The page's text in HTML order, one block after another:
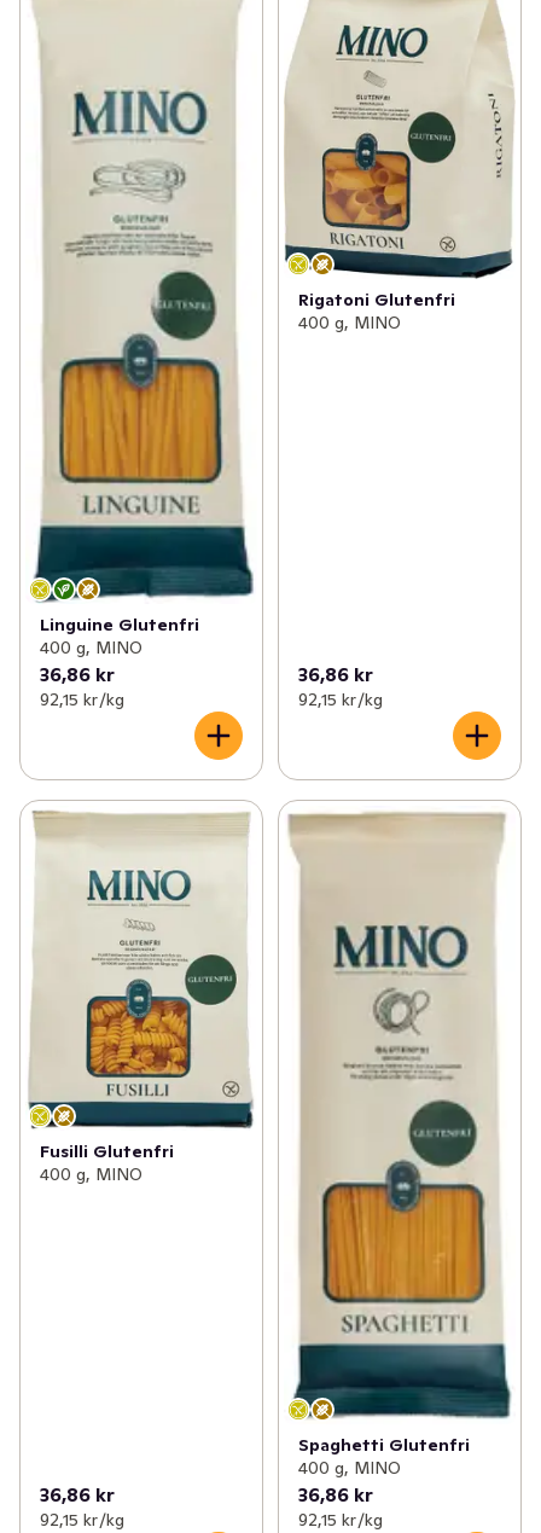
Linguine Glutenfri
400 g, MINO
36,86 kr
92,15 kr /kg
Rigatoni Glutenfri
400 g, MINO
36,86 kr
92,15 kr /kg
Fusilli Glutenfri
400 g, MINO
36,86 kr
92,15 kr /kg
Spaghetti Glutenfri
400 g, MINO
36,86 kr
92,15 kr /kg